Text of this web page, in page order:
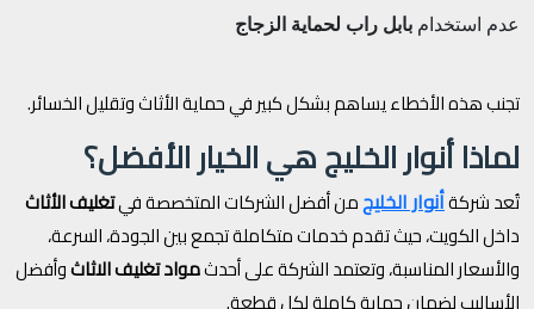
عدم استخدام بابل راب لحماية الزجاج
تجنب هذه الأخطاء يساهم بشكل كبير في حماية الأثاث وتقليل الخسائر.
لماذا أنوار الخليج هي الخيار الأفضل؟
تُعد شركةأنوار الخليجمن أفضل الشركات المتخصصة فيتغليف الأثاث
داخل الكويت، حيث تقدم خدمات متكاملة تجمع بين الجودة، السرعة،
والأسعار المناسبة، وتعتمد الشركة على أحدثمواد تغليف الاثاثوأفضل